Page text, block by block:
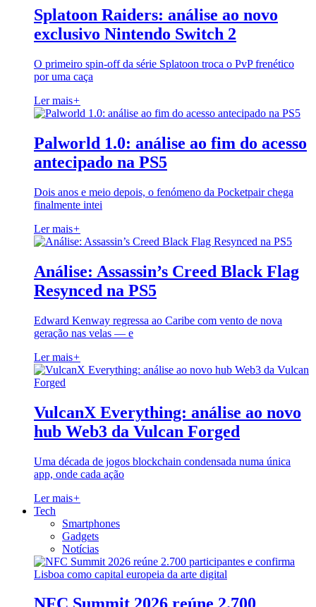
Splatoon Raiders: análise ao novo
exclusivo Nintendo Switch 2
O primeiro spin-off da série Splatoon troca o PvP frenético
por uma caça
Ler mais+
Palworld 1.0: análise ao fim do acesso
antecipado na PS5
Dois anos e meio depois, o fenómeno da Pocketpair chega
finalmente intei
Ler mais+
Análise: Assassin’s Creed Black Flag
Resynced na PS5
Edward Kenway regressa ao Caribe com vento de nova
geração nas velas — e
Ler mais+
VulcanX Everything: análise ao novo
hub Web3 da Vulcan Forged
Uma década de jogos blockchain condensada numa única
app, onde cada ação
Ler mais+
Tech
Smartphones
Gadgets
Notícias